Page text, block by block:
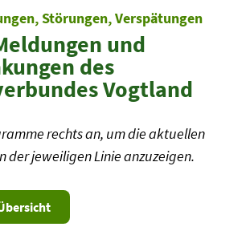
Störungen, Verspätungen
und
des
Vogtland
rechts an, um die aktuellen
der jeweiligen Linie anzuzeigen.